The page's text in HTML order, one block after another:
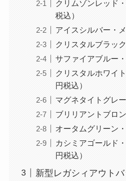
クリムゾンレッド
税込）
アイスシルバー・
クリスタルブラッ
サファイアブルー
クリスタルホワイ
円税込）
マグネタイトグレ
ブリリアントブロ
オータムグリーン
カシミアゴールド
円税込）
新型レガシィアウト